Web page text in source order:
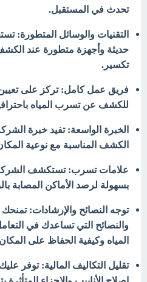
تحدث في المستقبل.
التقنيات والوسائل المتطورة:
حديثة وأجهزة متطورة عند
تكسير.
فريق عمل كامل: تركز على
للكشف عن تسرب المياه
الخبرة الواسعة: تفيد خبرة
الكشف المناسبة مع نوعية
علامات تسرب: تستكشف
بسهولة لرصد الأماكن المصابة
توجه النصائح والإرشادات:
والنصائح التي تساعدك في
المياه وكيفية الحفاظ على
تقليل التكاليف المالية: توفر